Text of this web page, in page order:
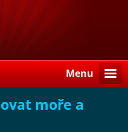
Menu
moře a